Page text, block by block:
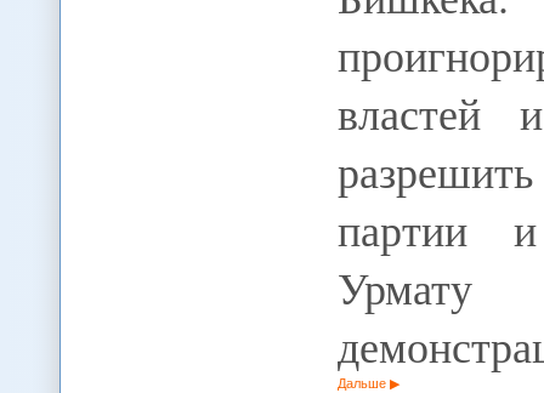
властей
партии и
Урмату
Дальше